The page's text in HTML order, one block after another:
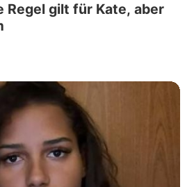
Regel gilt für Kate, aber